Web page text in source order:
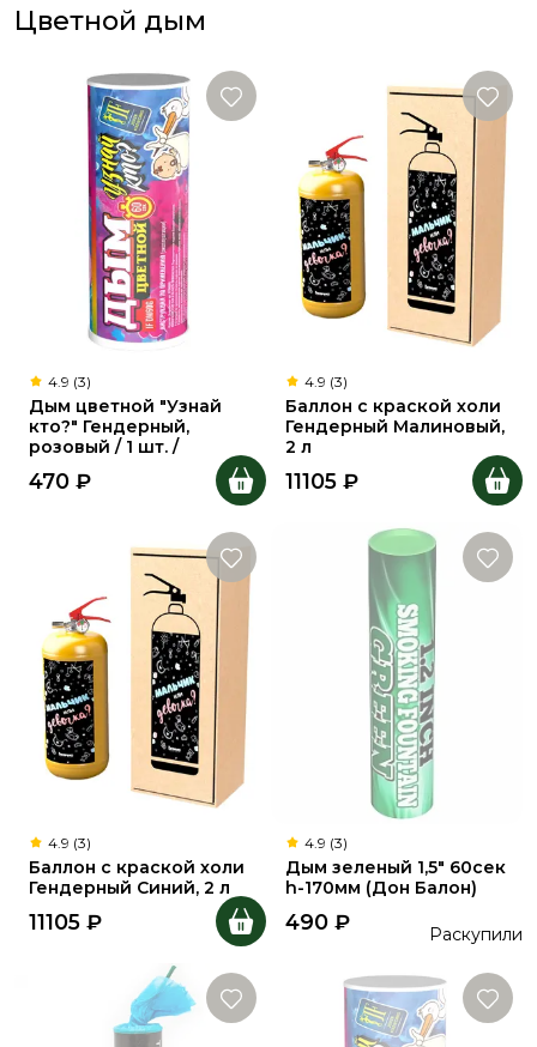
Цветной дым
4.9 (3)
Дым цветной "Узнай
кто?" Гендерный,
розовый / 1 шт. /
470 ₽
4.9 (3)
Баллон с краской холи
Гендерный Малиновый,
2 л
11105 ₽
4.9 (3)
Баллон с краской холи
Гендерный Синий, 2 л
11105 ₽
4.9 (3)
Дым зеленый 1,5" 60сек
h-170мм (Дон Балон)
490 ₽ Раскупили